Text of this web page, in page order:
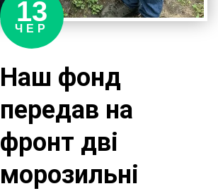
13
ЧЕР
Наш фонд
передав на
фронт дві
морозильні